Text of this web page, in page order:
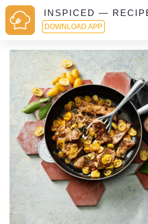
INSPICED —
DOWNLOAD APP